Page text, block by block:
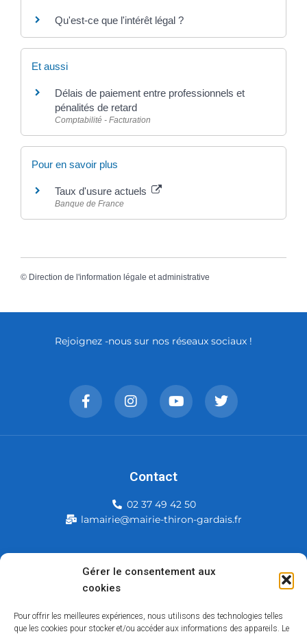
Gérer le consentement aux
cookies
Pour offrir les meilleures expériences, nous utilisons des technologies telles
que les cookies pour stocker et/ou accéder aux informations des appareils. Le
Qu'est-ce que l'intérêt légal ?
Et aussi
Délais de paiement entre professionnels et
pénalités de retard
Comptabilité - Facturation
Pour en savoir plus
Taux d'usure actuels
Banque de France
© Direction de l'information légale et administrative
Mairie de Thiron-Gardais
28480 Thiron-Gardais
Rejoignez -nous sur nos réseaux sociaux !
Contact
02 37 49 42 50
lamairie@mairie-thiron-gardais.fr